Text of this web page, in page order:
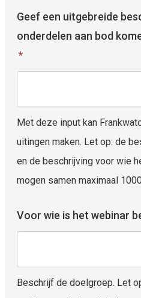
Geef een uitgebreide
onderdelen aan bod
*
Met deze input kan
uitingen maken. Let op: de
en de beschrijving voor wie
mogen samen maximaal
Voor wie is het webinar
Beschrijf de doelgroep. Let